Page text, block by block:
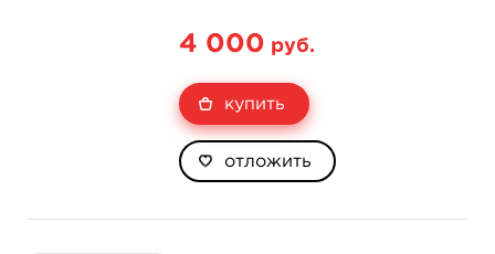
4 000 руб.
купить
отложить